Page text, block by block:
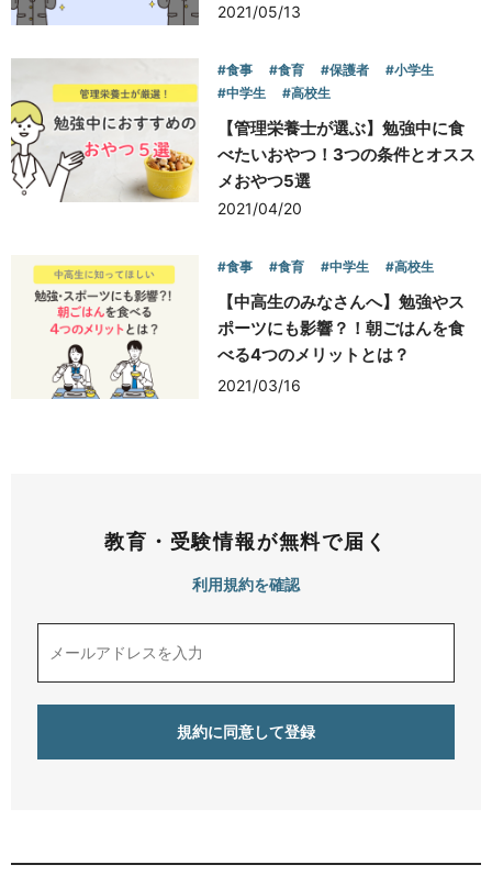
2021/05/13
#食事 #食育 #保護者
#小学生
#中学生
#高校生
【管理栄養士が選ぶ】勉強中に食
べたいおやつ！3つの条件とオスス
メおやつ5選
2021/04/20
#食事 #食育 #中学生 #高校生
【中高生のみなさんへ】勉強やス
ポーツにも影響？！朝ごはんを食
べる4つのメリットとは？
2021/03/16
教育・受験情報が無料で届く
利用規約を確認